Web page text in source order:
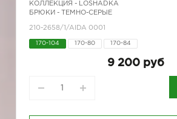
КОЛЛЕКЦИЯ - LOSHADKA
БРЮКИ - ТЕМНО-СЕРЫЕ
210-2658/1/AIDA 0001
170-104 170-80 170-84
9 200 руб